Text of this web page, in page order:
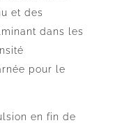
et des
dans les
pour le
en fin de